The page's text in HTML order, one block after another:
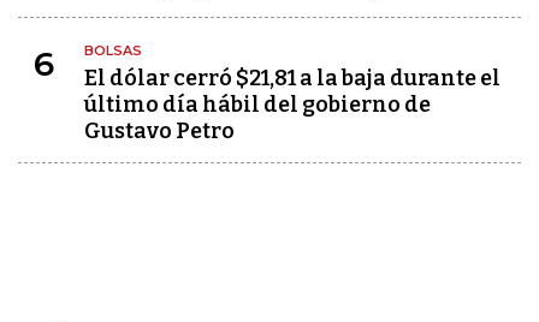
6 BOLSAS
El dólar cerró $21,81 a la baja durante el
último día hábil del gobierno de
Gustavo Petro